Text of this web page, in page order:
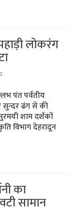
लोकरंग
पंत पर्वतीय
सुन्दर ढंग से की
शाम दर्शकों
विभाग देहरादून
का
सामान